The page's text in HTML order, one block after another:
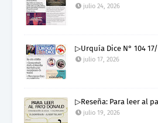
julio 24, 2026
▷Urquía Dice N° 104
julio 17, 2026
▷Reseña: Para leer al
julio 19, 2026